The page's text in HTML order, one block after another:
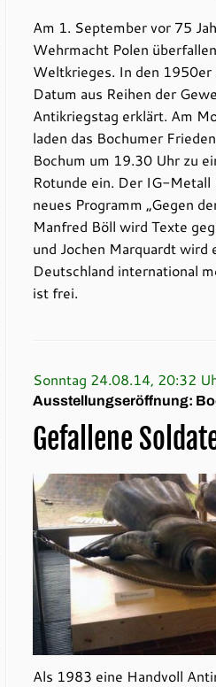
Am 1. September vor 75
Wehrmacht Polen
Weltkrieges. In den 1950er
Datum aus Reihen der
Antikriegstag erklärt. Am
laden das Bochumer
Bochum um 19.30 Uhr zu
Rotunde ein. Der IG-Metall
neues Programm „Gegen
Manfred Böll wird Texte
und Jochen Marquardt
Deutschland international
ist frei.
Sonntag 24.08.14, 20:32
Ausstellungseröffnung:
Gefallene
Als 1983 eine Handvoll